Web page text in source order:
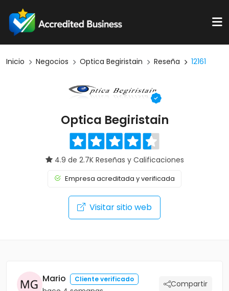
Inicio Negocios Optica Begiristain Reseña 12161
Optica Begiristain
4.9 de 2.7K Reseñas y Calificaciones
Empresa acreditada y verificada
Visitar sitio web
Mario Cliente verificado Compartir